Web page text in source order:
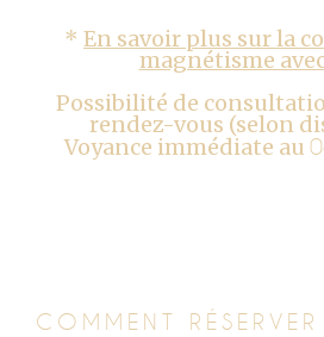
* En savoir plus sur la
magnétisme
Possibilité de
rendez-vous (selon
Voyance immédiate au
COMMENT